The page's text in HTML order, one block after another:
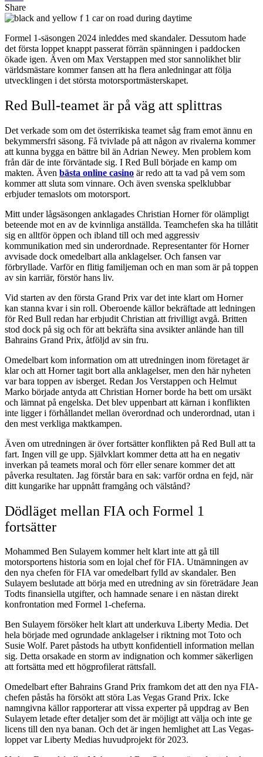
Share
Formel 1-säsongen 2024 inleddes med skandaler. Dessutom hade
det första loppet knappt passerat förrän spänningen i paddocken
ökade igen. Även om Max Verstappen med stor sannolikhet blir
världsmästare kommer fansen att ha flera anledningar att följa
utvecklingen i det största motorsportmästerskapet.
Red Bull-teamet är på väg att splittras
Det verkade som om det österrikiska teamet såg fram emot ännu en
bekymmersfri säsong. Få tvivlade på att någon av rivalerna kommer
att kunna bygga en bättre bil än Adrian Newey. Men problem kom
från där de inte förväntade sig. I Red Bull började en kamp om
makten. Även bästa online casino är redo att ta vad på vem som
kommer att sluta som vinnare. Och även svenska spelklubbar
erbjuder temaslots om motorsport.
Mitt under lågsäsongen anklagades Christian Horner för olämpligt
beteende mot en av de kvinnliga anställda. Teamchefen ska ha tillåtit
sig en alltför öppen och ibland till och med aggressiv
kommunikation med sin underordnade. Representanter för Horner
avvisade dock omedelbart alla anklagelser. Och fansen var
förbryllade. Varför en flitig familjeman och en man som är på toppen
av sin karriär, förstör hans liv.
Vid starten av den första Grand Prix var det inte klart om Horner
kan stanna kvar i sin roll. Oberoende källor bekräftade att ledningen
för Red Bull redan har erbjudit Christian att frivilligt avgå. Britten
stod dock på sig och för att bekräfta sina avsikter anlände han till
Bahrains Grand Prix, åtföljd av sin fru.
Omedelbart kom information om att utredningen inom företaget är
klar och att Horner tagit bort alla anklagelser, men den här nyheten
var bara toppen av isberget. Redan Jos Verstappen och Helmut
Marko började antyda att Christian Horner borde ha bett om ursäkt
och lämnat på engelska. Det blev uppenbart att kärnan i konflikten
inte ligger i förhållandet mellan överordnad och underordnad, utan i
den mest verkliga maktkampen.
Även om utredningen är över fortsätter konflikten på Red Bull att ta
fart. Ingen vill ge upp. Självklart kommer detta att ha en negativ
inverkan på teamets moral och förr eller senare kommer det att
påverka resultaten. Jag förstår bara en sak: varför ordna en fejd, när
ditt kungarike har uppnått framgång och välstånd?
Dödläget mellan FIA och Formel 1
fortsätter
Mohammed Ben Sulayem kommer helt klart inte att gå till
motorsportens historia som en lojal chef för FIA. Utnämningen av
den nya chefen för FIA var omedelbart fylld av skandaler. Ben
Sulayem beslutade att börja med en utredning av sin företrädare Jean
Todts finansiella utgifter, och hamnade senare i en nästan direkt
konfrontation med Formel 1-cheferna.
Ben Sulayem försöker helt klart att underkuva Liberty Media. Det
hela började med ogrundade anklagelser i riktning mot Toto och
Susie Wolf. Paret påstods ha utbytt konfidentiell information mellan
sig. Detta orsakade en storm av indignation och kommer säkerligen
att fortsätta med ett högprofilerat rättsfall.
Omedelbart efter Bahrains Grand Prix framkom det att den nya FIA-
chefen påstås ha försökt att störa Las Vegas Grand Prix. Icke
namngivna källor rapporterar att vissa experter på uppdrag av Ben
Sulayem letade efter detaljer som det är möjligt att välja och inte ge
licens till den nya banan. Och det är ingen hemlighet att Las Vegas-
loppet var Liberty Medias huvudprojekt för 2023.